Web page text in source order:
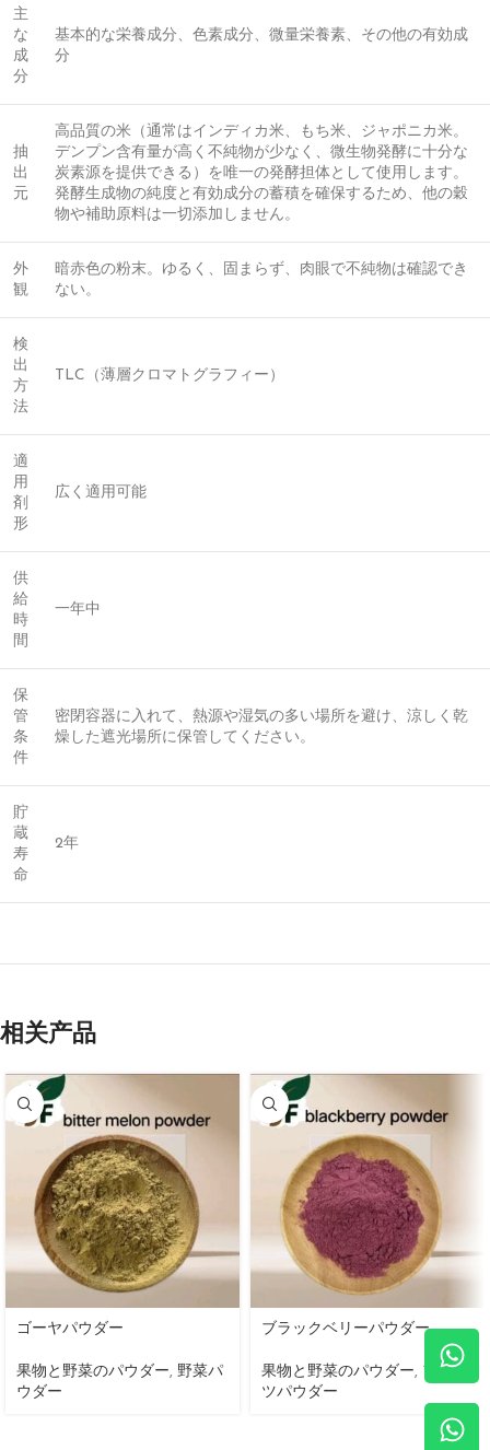
主
な
成
分
基本的な栄養成分、色素成分、微量栄養素、その他の有効成
分
抽
出
元
高品質の米（通常はインディカ米、もち米、ジャポニカ米。
デンプン含有量が高く不純物が少なく、微生物発酵に十分な
炭素源を提供できる）を唯一の発酵担体として使用します。
発酵生成物の純度と有効成分の蓄積を確保するため、他の穀
物や補助原料は一切添加しません。
外
観
暗赤色の粉末。ゆるく、固まらず、肉眼で不純物は確認でき
ない。
検
出
方
法
TLC（薄層クロマトグラフィー）
適
用
剤
形
広く適用可能
供
給
時
間
一年中
保
管
条
件
密閉容器に入れて、熱源や湿気の多い場所を避け、涼しく乾
燥した遮光場所に保管してください。
貯
蔵
寿
命
2年
相关产品
ゴーヤパウダー
果物と野菜のパウダー, 野菜パ
ウダー
ブラックベリーパウダー
果物と野菜のパウダー, フルー
ツパウダー